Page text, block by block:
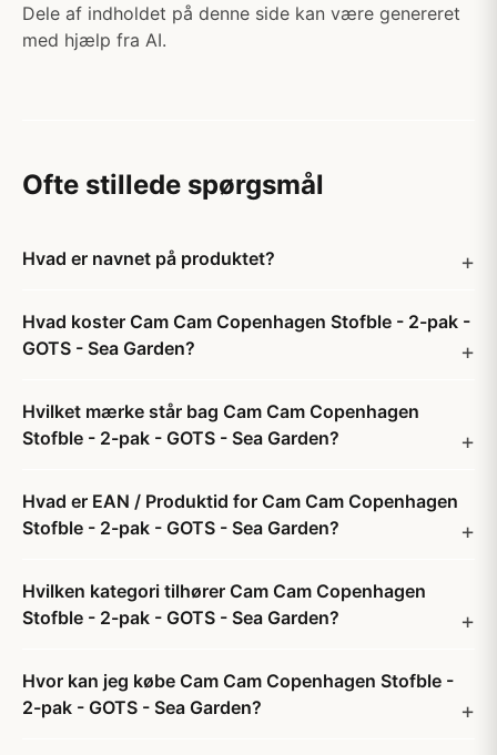
Dele af indholdet på denne side kan være genereret
med hjælp fra AI.
Ofte stillede spørgsmål
Hvad er navnet på produktet?
Hvad koster Cam Cam Copenhagen Stofble - 2-pak -
GOTS - Sea Garden?
Hvilket mærke står bag Cam Cam Copenhagen
Stofble - 2-pak - GOTS - Sea Garden?
Hvad er EAN / Produktid for Cam Cam Copenhagen
Stofble - 2-pak - GOTS - Sea Garden?
Hvilken kategori tilhører Cam Cam Copenhagen
Stofble - 2-pak - GOTS - Sea Garden?
Hvor kan jeg købe Cam Cam Copenhagen Stofble -
2-pak - GOTS - Sea Garden?